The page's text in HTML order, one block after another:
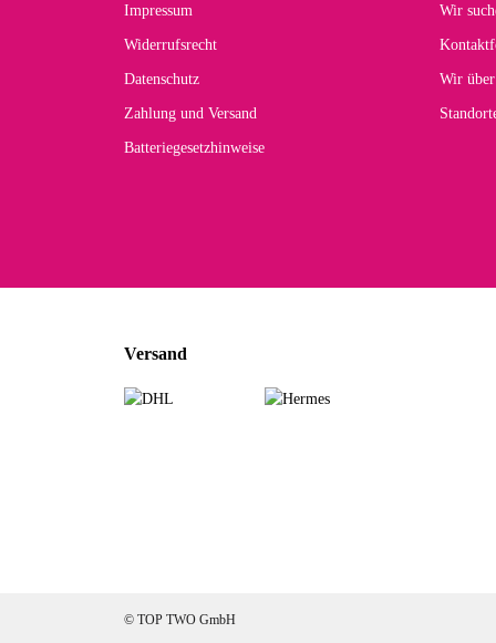
Impressum
Widerrufsrecht
Datenschutz
Zahlung und Versand
Batteriegesetzhinweise
Wir
Wir
Versand
© TOP TWO GmbH